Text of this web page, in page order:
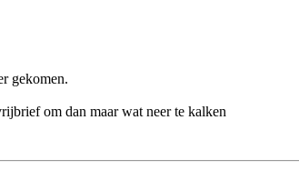
gekomen.
om dan maar wat neer te kalken